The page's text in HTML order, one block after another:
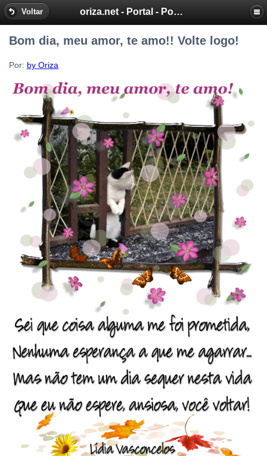
Voltar oriza.net - Portal - Poemas e Mensagens de Oriza Martins
Bom dia, meu amor, te amo!! Volte logo!
Por: by Oriza